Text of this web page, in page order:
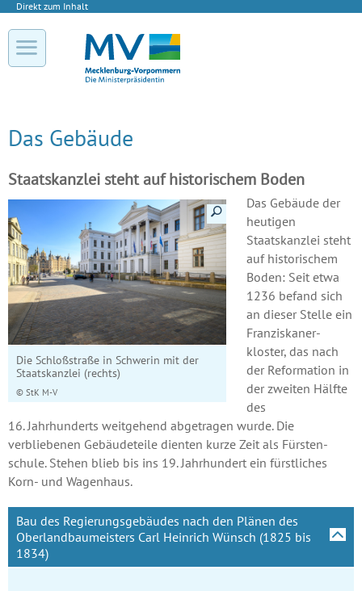
Direkt zum Inhalt
Das Gebäude
Staatskanzlei steht auf historischem Boden
Details anzeigen
Die Schloßstraße in Schwerin mit der
Staatskanzlei (rechts)
© StK M-V
Das Gebäude der
heutigen
Staatskanzlei steht
auf historischem
Boden: Seit etwa
1236 befand sich
an dieser Stelle ein
Franziskaner­
kloster, das nach
der Reformation in
der zweiten Hälfte
des
16. Jahrhunderts weitgehend abgetragen wurde. Die
verbliebenen Gebäude­teile dienten kurze Zeit als Fürsten­
schule. Stehen blieb bis ins 19. Jahrhundert ein fürstliches
Korn- und Wagenhaus.
Bau des Regierungsgebäudes nach den Plänen des
Oberlandbaumeisters Carl Heinrich Wünsch (1825 bis
1834)